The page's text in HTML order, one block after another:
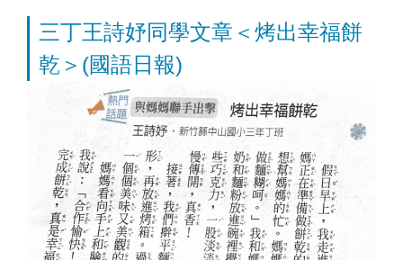
三丁王詩妤同學文章＜烤出幸福餅
乾＞(國語日報)